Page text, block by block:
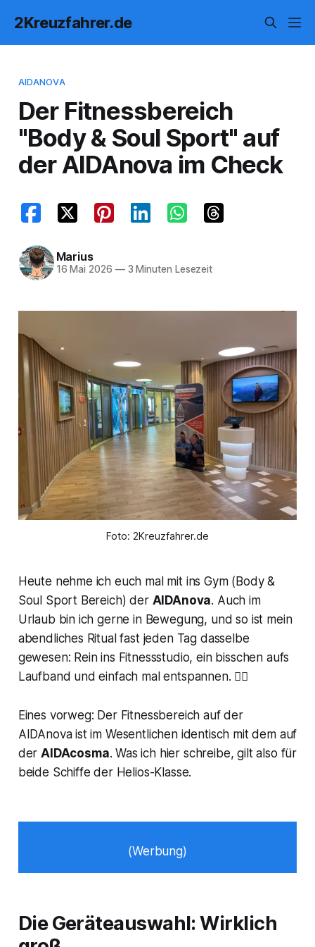
2Kreuzfahrer.de
AIDANOVA
Der Fitnessbereich
"Body & Soul Sport" auf
der AIDAnova im Check
Marius
16 Mai 2026 —3 Minuten Lesezeit
Foto: 2Kreuzfahrer.de
Heute nehme ich euch mal mit ins Gym (Body &
Soul Sport Bereich) der AIDAnova. Auch im
Urlaub bin ich gerne in Bewegung, und so ist mein
abendliches Ritual fast jeden Tag dasselbe
gewesen: Rein ins Fitnessstudio, ein bisschen aufs
Laufband und einfach mal entspannen. 🏃‍♂️
Eines vorweg: Der Fitnessbereich auf der
AIDAnova ist im Wesentlichen identisch mit dem auf
derAIDAcosma. Was ich hier schreibe, gilt also für
beide Schiffe der Helios-Klasse.
(Werbung)
Die Geräteauswahl: Wirklich